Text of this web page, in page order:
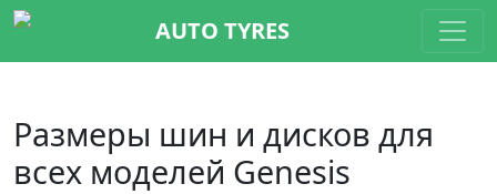
AUTO TYRES
Размеры шин и дисков для
всех моделей Genesis